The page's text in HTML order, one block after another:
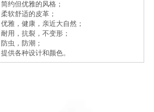
简约但优雅的风格；
柔软舒适的皮革；
优雅，健康，亲近大自然；
耐用，抗裂，不变形；
防虫，防潮；
提供各种设计和颜色。